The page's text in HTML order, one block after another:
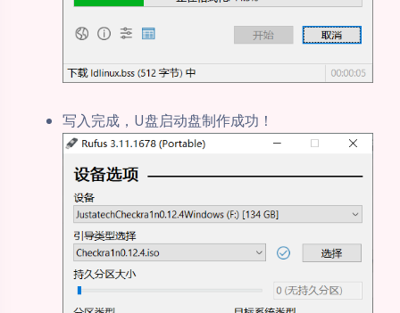
写入完成，U盘启动盘制作成功！